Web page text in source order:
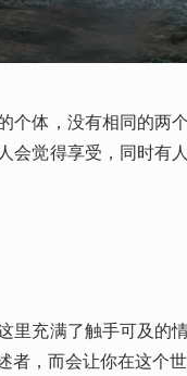
个体，没有相同的两
会觉得享受，同时有
里充满了触手可及的
者，而会让你在这个